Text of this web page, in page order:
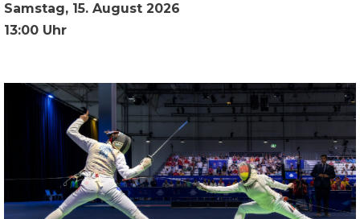
Samstag, 15. August 2026
13:00 Uhr